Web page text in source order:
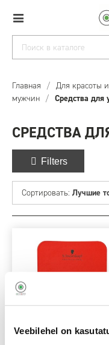
Veebilehel on
Главная / Для красоты
мужчин / Средства для
СРЕДСТВА
Filters
Сортировать: Лучшие